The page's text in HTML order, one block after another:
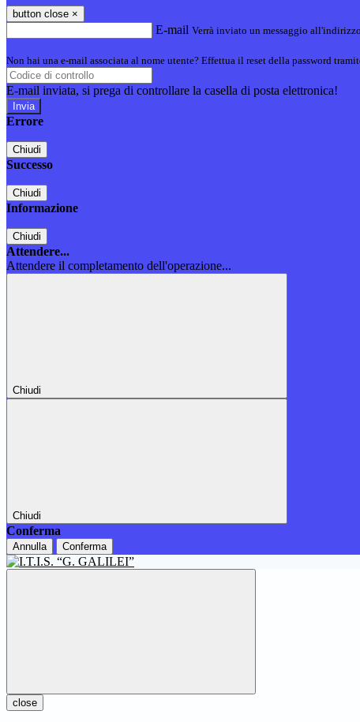
button close ×
E-mail Verrà inviato un messaggio
Non hai una e-mail associata al nome utente? Effettua il reset della password
E-mail inviata, si prega di controllare la casella di posta elettronica!
Errore
Chiudi
Successo
Chiudi
Informazione
Chiudi
Attendere...
Attendere il completamento dell'operazione...
Chiudi
Chiudi
Conferma
Annulla Conferma
close